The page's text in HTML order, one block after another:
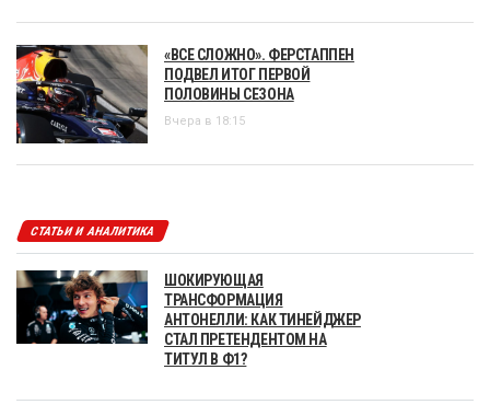
«ВСЕ СЛОЖНО». ФЕРСТАППЕН
ПОДВЕЛ ИТОГ ПЕРВОЙ
ПОЛОВИНЫ СЕЗОНА
Вчера в 18:15
СТАТЬИ И АНАЛИТИКА
ШОКИРУЮЩАЯ
ТРАНСФОРМАЦИЯ
АНТОНЕЛЛИ: КАК ТИНЕЙДЖЕР
СТАЛ ПРЕТЕНДЕНТОМ НА
ТИТУЛ В Ф1?